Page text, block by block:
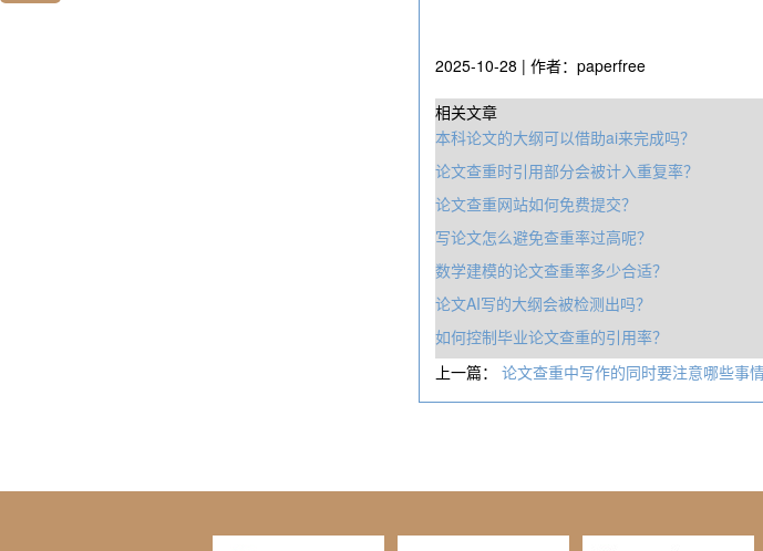
2025-10-28 | 作者：paperfree
相关文章
本科论文的大纲可以借助ai来完成吗？
论文查重时引用部分会被计入重复率？
论文查重网站如何免费提交？
写论文怎么避免查重率过高呢？
数学建模的论文查重率多少合适？
论文AI写的大纲会被检测出吗？
如何控制毕业论文查重的引用率？
上一篇： 论文查重中写作的同时要注意哪些事情